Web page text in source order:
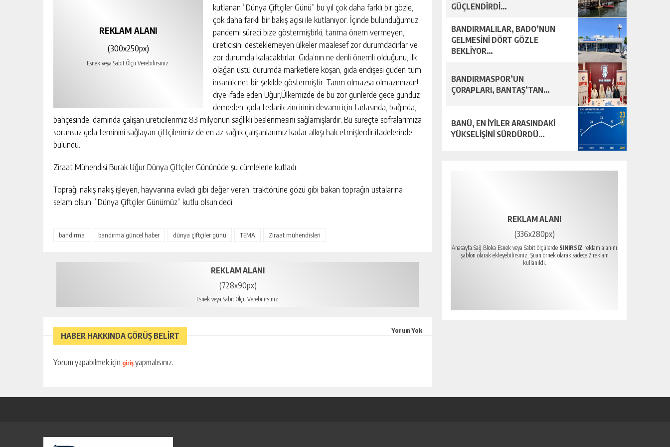
REKLAM ALANI
(300x250px)
Esnek veya Sabit Ölçü Verebilirsiniz.
kutlanan “Dünya Çiftçiler Günü” bu yıl çok daha farklı bir gözle,
çok daha farklı bir bakış açısı ile kutlanıyor. İçinde bulunduğumuz
pandemi süreci bize göstermiştirki, tarıma önem vermeyen,
üreticisini desteklemeyen ülkeler maalesef zor durumdadırlar ve
zor durumda kalacaktırlar. Gıda’nın ne denli önemli olduğunu, ilk
olağan üstü durumda marketlere koşan, gıda endişesi güden tüm
insanlık net bir şekilde göstermiştir. Tarım olmazsa olmazımızdır!
diye ifade eden Uğur,Ülkemizde de bu zor günlerde gece gündüz
demeden, gıda tedarik zincirinin devamı için tarlasında, bağında,
bahçesinde, damında çalışan üreticilerimiz 83 milyonun sağlıklı beslenmesini sağlamışlardır. Bu süreçte sofralarımıza
sorunsuz gıda teminini sağlayan çiftçilerimiz de en az sağlık çalışanlarımız kadar alkışı hak etmişlerdir.ifadelerinde
bulundu.
Ziraat Mühendisi Burak Uğur Dünya Çiftçiler Gününüde şu cümlelerle kutladı:
Toprağı nakış nakış işleyen, hayvanına evladı gibi değer veren, traktörüne gözü gibi bakan toprağın ustalarına
selam olsun. “Dünya Çiftçiler Günümüz” kutlu olsun.dedi.
bandırma bandırma güncel haber dünya çiftçiler günü TEMA Ziraat mühendisleri
REKLAM ALANI
(728x90px)
Esnek veya Sabit Ölçü Verebilirsiniz.
HABER HAKKINDA GÖRÜŞ BELİRT
Yorum Yok
Yorum yapabilmek için giriş yapmalısınız.
GÜÇLENDİRDİ…
BANDIRMALILAR, BADO’NUN
GELMESİNİ DÖRT GÖZLE
BEKLİYOR…
BANDIRMASPOR’UN
ÇORAPLARI, BANTAŞ’TAN…
BANÜ, EN İYİLER ARASINDAKİ
YÜKSELİŞİNİ SÜRDÜRDÜ…
REKLAM ALANI
(336x280px)
Anasayfa Sağ Bloka Esnek veya Sabit ölçülerde SINIRSIZ reklam alanını
şablon olarak ekleyebilirsiniz. Şuan örnek olarak sadece 2 reklam
kullanıldı.